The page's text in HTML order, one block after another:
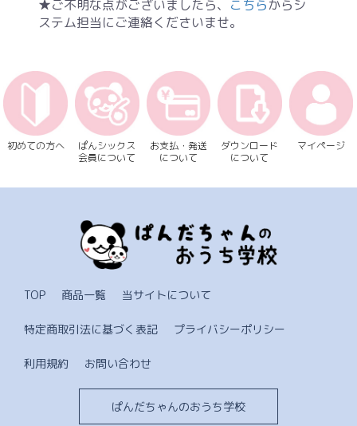
★ご不明な点がございましたら、 こちらからシ
ステム担当にご連絡くださいませ。
初めての方へ
ぱんシックス
会員について
お支払・発送
について
ダウンロード
について
マイページ
TOP 商品一覧 当サイトについて
特定商取引法に基づく表記 プライバシーポリシー
利用規約 お問い合わせ
ぱんだちゃんのおうち学校